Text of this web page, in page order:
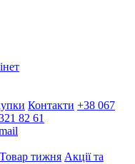
Контакти +38 067
82 61
Товар тижня Акції та